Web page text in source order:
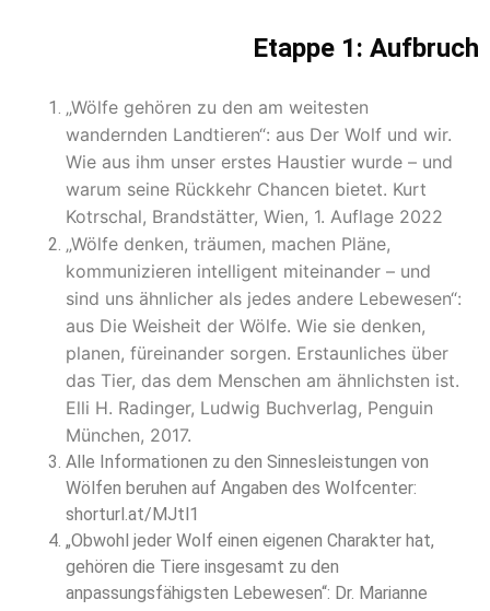
Etappe 1: Aufbruch
„Wölfe gehören zu den am weitesten
wandernden Landtieren“: aus Der Wolf und wir.
Wie aus ihm unser erstes Haustier wurde – und
warum seine Rückkehr Chancen bietet. Kurt
Kotrschal, Brandstätter, Wien, 1. Auflage 2022
„Wölfe denken, träumen, machen Pläne,
kommunizieren intelligent miteinander – und
sind uns ähnlicher als jedes andere Lebewesen“:
aus Die Weisheit der Wölfe. Wie sie denken,
planen, füreinander sorgen. Erstaunliches über
das Tier, das dem Menschen am ähnlichsten ist.
Elli H. Radinger, Ludwig Buchverlag, Penguin
München, 2017.
Alle Informationen zu den Sinnesleistungen von
Wölfen beruhen auf Angaben des Wolfcenter:
shorturl.at/MJtl1
„Obwohl jeder Wolf einen eigenen Charakter hat,
gehören die Tiere insgesamt zu den
anpassungsfähigsten Lebewesen“: Dr. Marianne